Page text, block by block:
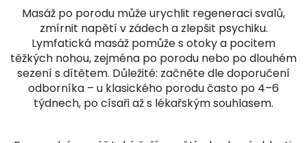
Masáž po porodu může urychlit regeneraci svalů,
zmírnit napětí v zádech a zlepšit psychiku.
Lymfatická masáž pomůže s otoky a pocitem
těžkých nohou, zejména po porodu nebo po dlouhém
sezení s dítětem. Důležité: začněte dle doporučení
odborníka – u klasického porodu často po 4–6
týdnech, po císaři až s lékařským souhlasem.